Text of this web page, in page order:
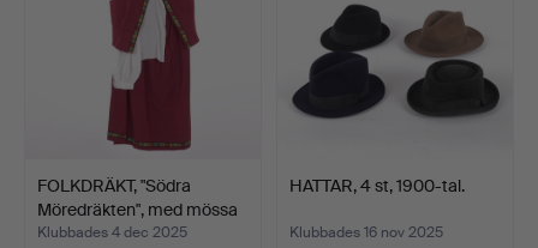
FOLKDRÄKT, "Södra
Möredräkten", med mössa
…
Klubbades 4 dec 2025
HATTAR, 4 st, 1900-tal.
Klubbades 16 nov 2025